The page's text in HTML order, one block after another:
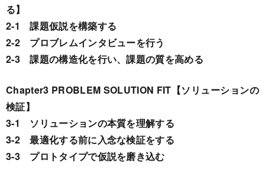
る】
2-1 課題仮説を構築する
2-2 プロブレムインタビューを行う
2-3 課題の構造化を行い、課題の質を高める
Chapter3 PROBLEM SOLUTION FIT【ソリューションの
検証】
3-1 ソリューションの本質を理解する
3-2 最適化する前に入念な検証をする
3-3 プロトタイプで仮説を磨き込む